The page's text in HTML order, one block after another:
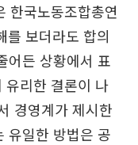
한국노동조합총연
를 보더라도 합의
어든 상황에서 표
유리한 결론이 나
경영계가 제시한
유일한 방법은 공